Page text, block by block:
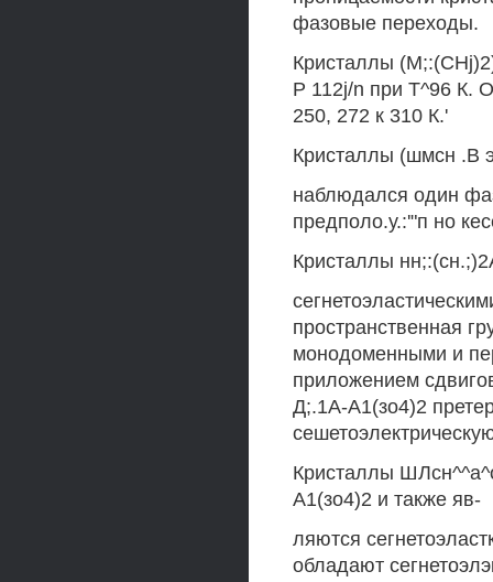
фазовые переходы.
Кристаллы
Р 112j/n при Т^96 К.
250, 272 к 310 К.'
Кристаллы (шмсн .В
наблюдался один
предполо.у.:'"п но
Кристаллы
пространственная
монодоменными и
приложением
Д;.1А-А1(зо4)2
Кристаллы
А1(зо4)2 и также яв-
ляются
обладают